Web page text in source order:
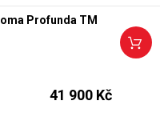
Profunda TM
41 900 Kč